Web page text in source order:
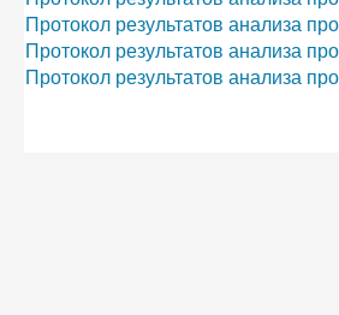
Протокол результатов анализа
Протокол результатов анализа
Протокол результатов анализа